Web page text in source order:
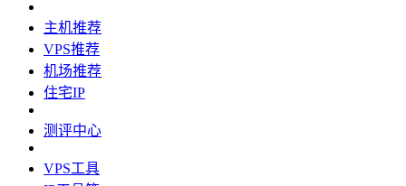
主机推荐
VPS推荐
机场推荐
住宅IP
测评中心
VPS工具